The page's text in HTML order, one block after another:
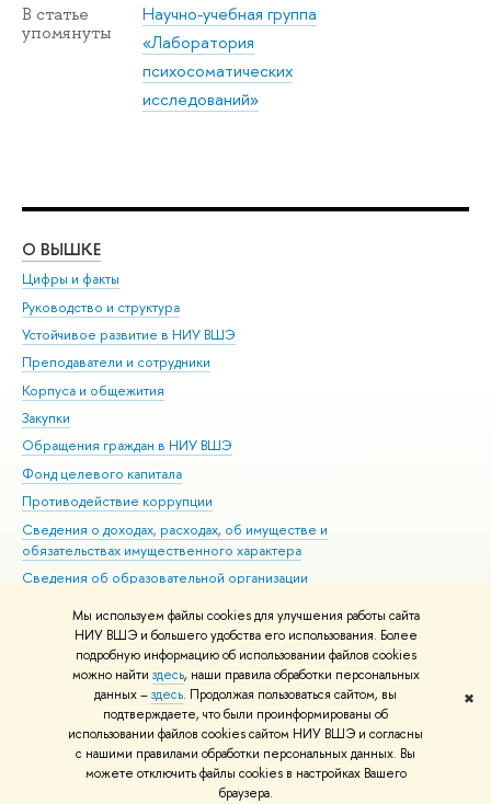
Мы используем файлы cookies для улучшения работы сайта
НИУ ВШЭ и большего удобства его использования. Более
подробную информацию об использовании файлов cookies
можно найти здесь, наши правила обработки персональных
данных –здесь. Продолжая пользоваться сайтом, вы
подтверждаете, что были проинформированы об
использовании файлов cookies сайтом НИУ ВШЭ и согласны
с нашими правилами обработки персональных данных. Вы
можете отключить файлы cookies в настройках Вашего
браузера.
✖
В статье
упомянуты
Научно-учебная группа
«Лаборатория
психосоматических
исследований»
О ВЫШКЕ
Цифры и факты
Руководство и структура
Устойчивое развитие в НИУ ВШЭ
Преподаватели и сотрудники
Корпуса и общежития
Закупки
Обращения граждан в НИУ ВШЭ
Фонд целевого капитала
Противодействие коррупции
Сведения о доходах, расходах, об имуществе и
обязательствах имущественного характера
Сведения об образовательной организации
Людям с ограниченными возможностями здоровья
Единая платежная страница
Работа в Вышке
© НИУ ВШЭ 1993–2026 Адреса и контакты Условия использования
материалов Политика конфиденциальности Карта сайта
Шрифты HSE Sans и HSE Slab разработаны вШколе дизайна НИУ ВШЭ